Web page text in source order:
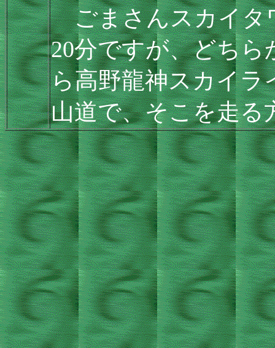
ごまさんスカイタ
20分ですが、どち
ら高野龍神スカイラ
山道で、そこを走る